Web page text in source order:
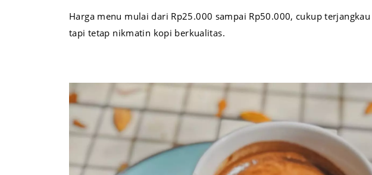
Harga menu mulai dari Rp25.000 sampai Rp50.000, cukup
tapi tetap nikmatin kopi berkualitas.